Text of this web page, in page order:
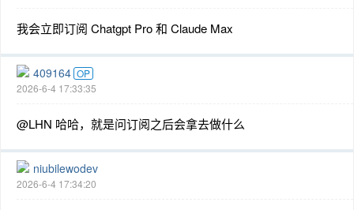
我会立即订阅 Chatgpt Pro 和 Claude Max
409164 OP
2026-6-4 17:33:35
@LHN 哈哈，就是问订阅之后会拿去做什么
niubilewodev
2026-6-4 17:34:20